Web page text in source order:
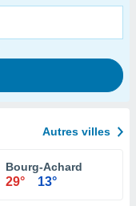
Autres villes
Bourg-Achard
29° 13°